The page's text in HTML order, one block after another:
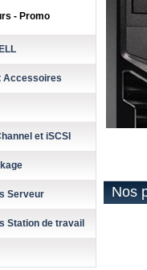
- Promo
Accessoires
et iSCSI
Serveur
Station de travail
Nos